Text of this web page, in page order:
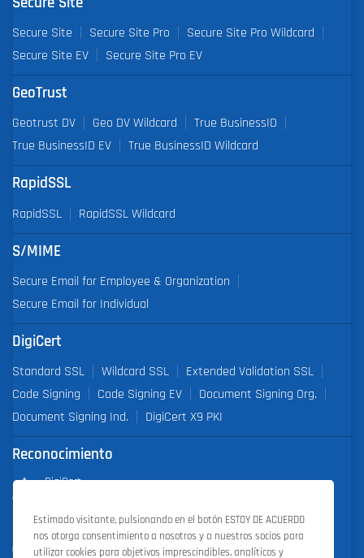
Secure Site Secure Site Pro
Secure Site Pro Wildcard
Secure Site EV
Secure Site Pro EV
GeoTrust
Geotrust DV Geo DV Wildcard
True BusinessID
True BusinessID EV
True BusinessID Wildcard
RapidSSL
RapidSSL RapidSSL Wildcard
S/MIME
Secure Email for Employee & Organization
Secure Email for Individual
DigiCert
Standard SSL Wildcard SSL
Extended Validation SSL
Code Signing
Code Signing EV
Document Signing Org.
Document Signing Ind.
DigiCert X9 PKI
Reconocimiento
DigiCert
Outstanding Sales Performance Award 2018, 2019, 2020, 2021,
Estimado visitante, pulsionando en el botón ESTOY DE ACUERDO
nos otorga consentimiento a nosotros y a nuestros socios para
utilizar cookies para objetivos imprescindibles, analíticos y